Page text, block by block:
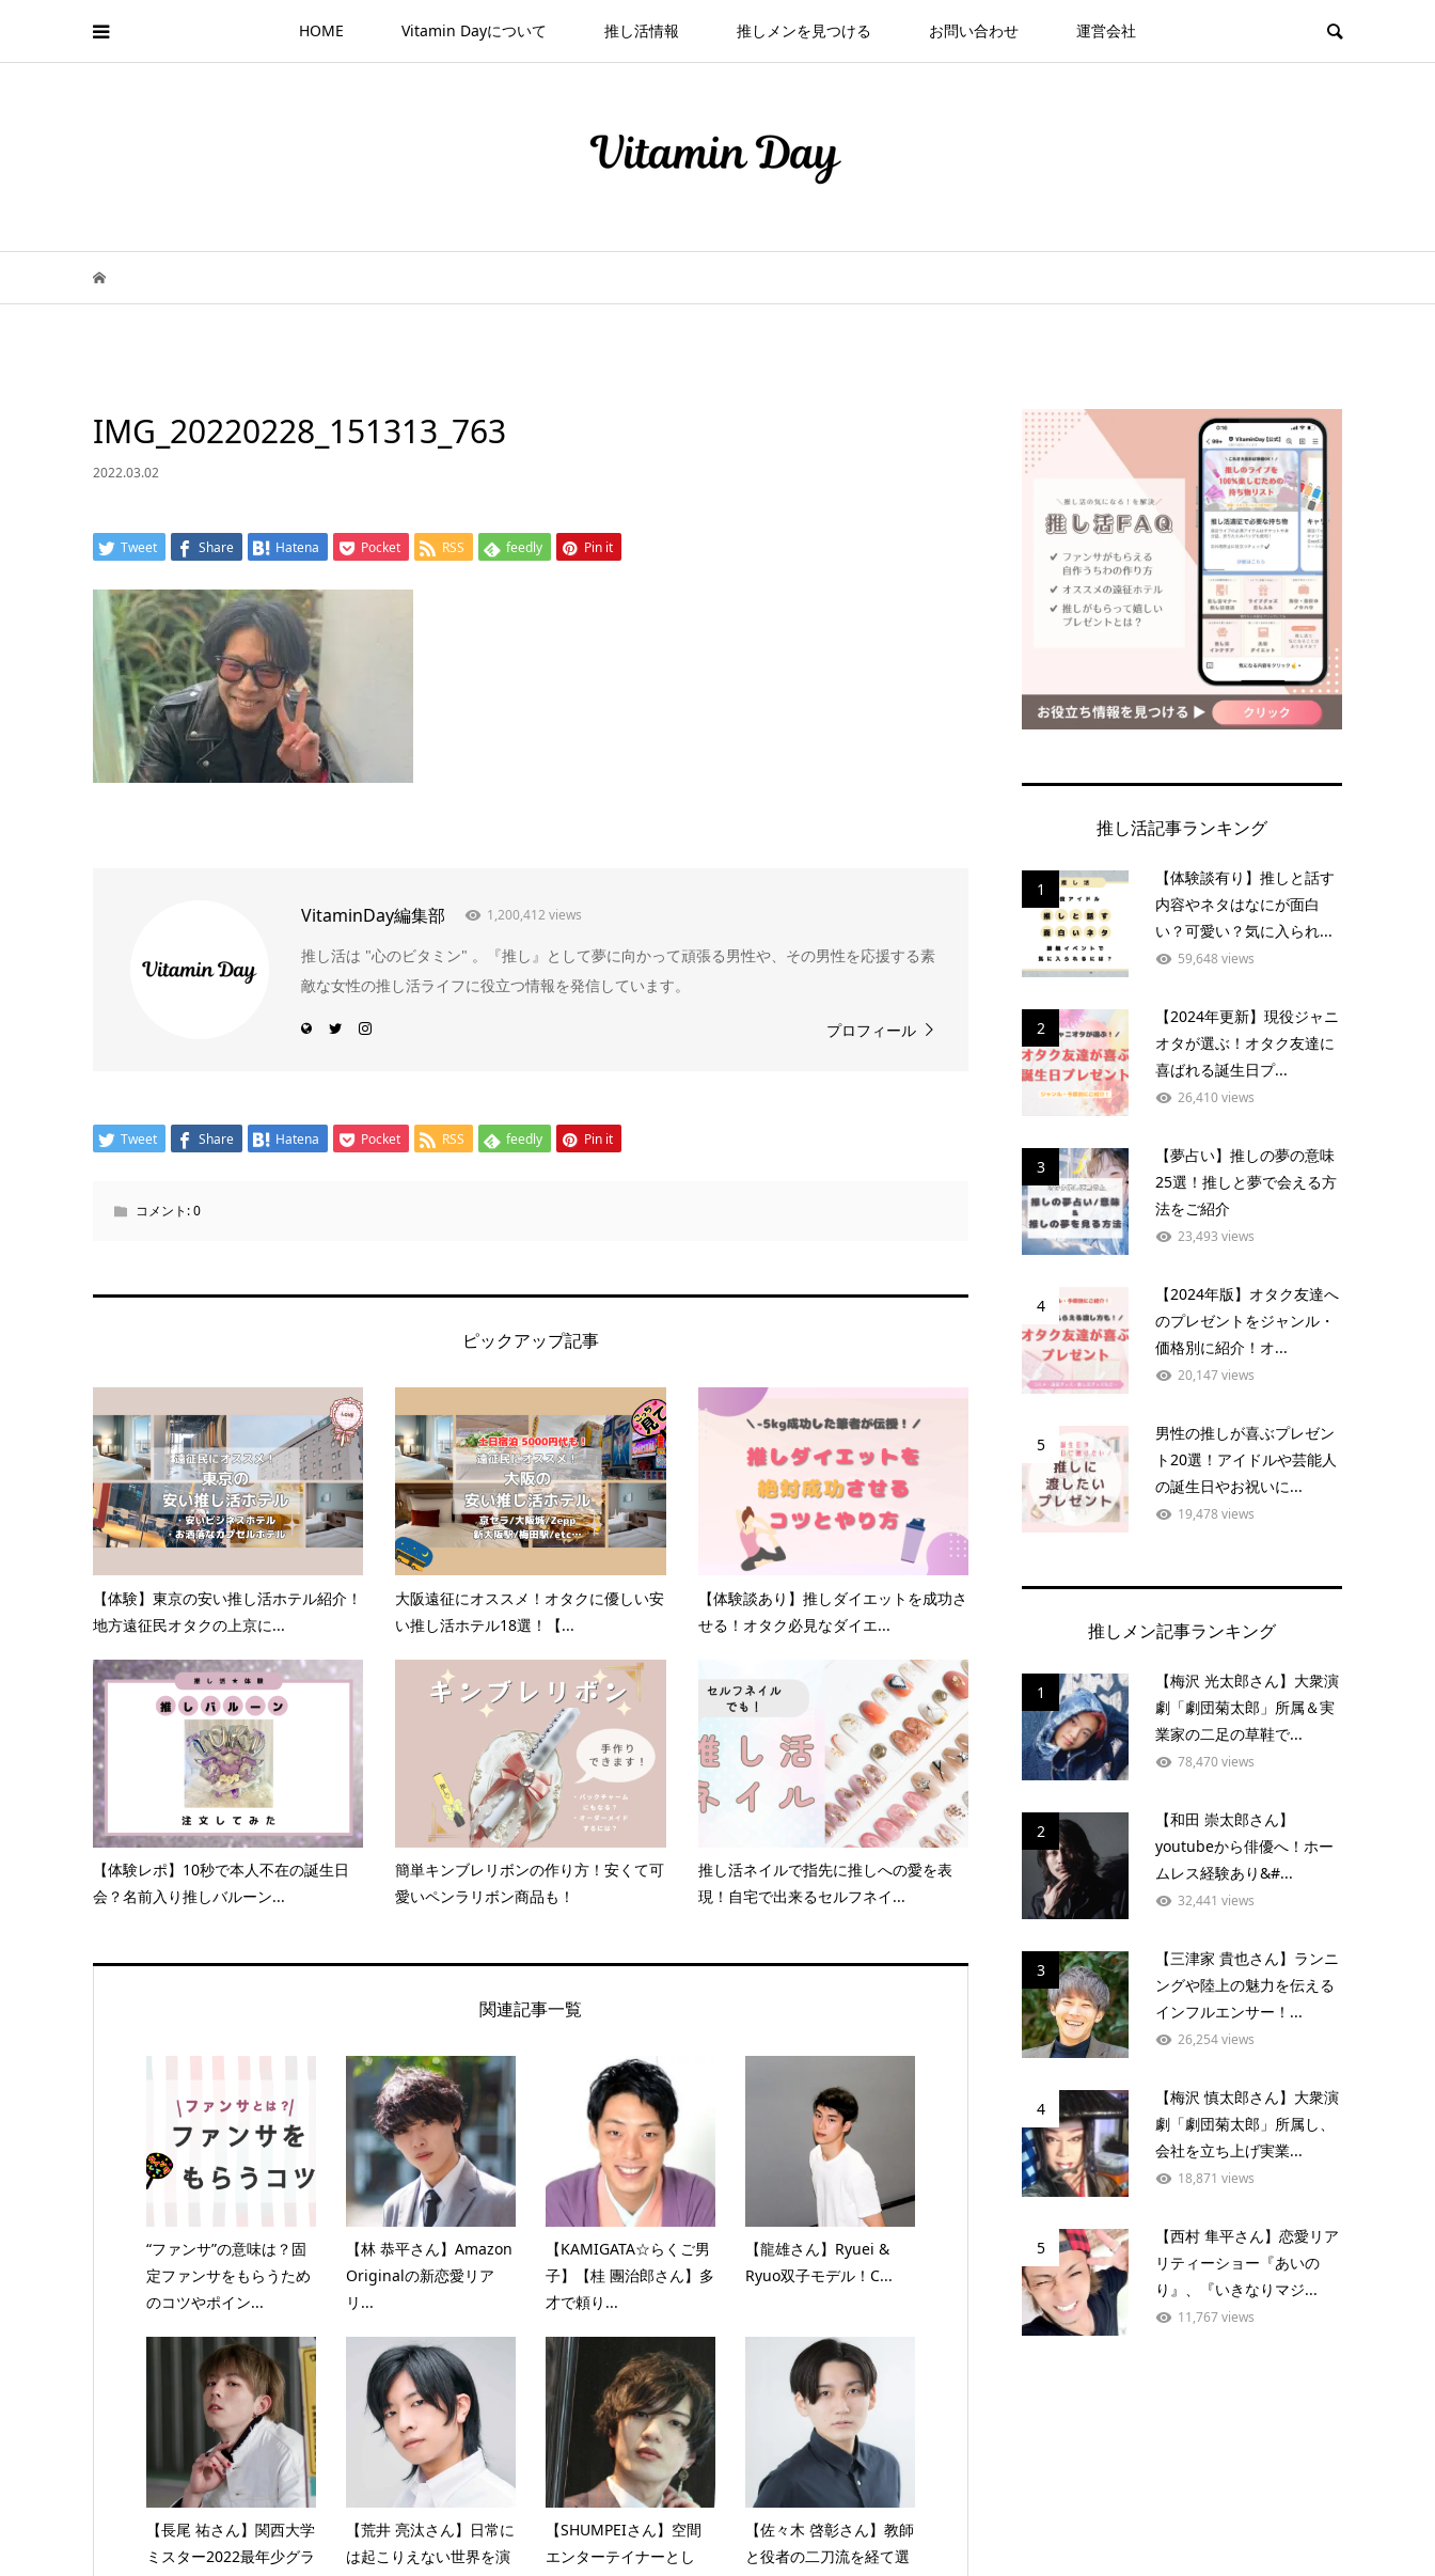
HOME Vitamin Dayについて 推し活情報 推しメンを見つける お問い合わせ 運営会社
IMG_20220228_151313_763
2022.03.02
Tweet Share Hatena Pocket RSS feedly Pin it
VitaminDay編集部 1,200,412 views
推し活は "心のビタミン" 。『推し』として夢に向かって頑張る男性や、その男性を応援する素
敵な女性の推し活ライフに役立つ情報を発信しています。
プロフィール
Tweet Share Hatena Pocket RSS feedly Pin it
コメント:0
ピックアップ記事
【体験】東京の安い推し活ホテル紹介！
地方遠征民オタクの上京に...
大阪遠征にオススメ！オタクに優しい安
い推し活ホテル18選！【...
【体験談あり】推しダイエットを成功さ
せる！オタク必見なダイエ...
【体験レポ】10秒で本人不在の誕生日
会？名前入り推しバルーン...
簡単キンブレリボンの作り方！安くて可
愛いペンラリボン商品も！
推し活ネイルで指先に推しへの愛を表
現！自宅で出来るセルフネイ...
関連記事一覧
“ファンサ”の意味は？固
定ファンサをもらうため
のコツやポイン...
【林 恭平さん】Amazon
Originalの新恋愛リア
リ...
【KAMIGATA☆らくご男
子】【桂 團治郎さん】多
才で頼り...
【龍雄さん】Ryuei &
Ryuo双子モデル！C...
【長尾 祐さん】関西大学
ミスター2022最年少グラ
【荒井 亮汰さん】日常に
は起こりえない世界を演
【SHUMPEIさん】空間
エンターテイナーとし
【佐々木 啓彰さん】教師
と役者の二刀流を経て選
推し活記事ランキング
1
【体験談有り】推しと話す
内容やネタはなにが面白
い？可愛い？気に入られ...
59,648 views
2
【2024年更新】現役ジャニ
オタが選ぶ！オタク友達に
喜ばれる誕生日プ...
26,410 views
3
【夢占い】推しの夢の意味
25選！推しと夢で会える方
法をご紹介
23,493 views
4
【2024年版】オタク友達へ
のプレゼントをジャンル・
価格別に紹介！オ...
20,147 views
5
男性の推しが喜ぶプレゼン
ト20選！アイドルや芸能人
の誕生日やお祝いに...
19,478 views
推しメン記事ランキング
1
【梅沢 光太郎さん】大衆演
劇「劇団菊太郎」所属＆実
業家の二足の草鞋で...
78,470 views
2
【和田 崇太郎さん】
youtubeから俳優へ！ホー
ムレス経験あり&#...
32,441 views
3
【三津家 貴也さん】ランニ
ングや陸上の魅力を伝える
インフルエンサー！...
26,254 views
4
【梅沢 慎太郎さん】大衆演
劇「劇団菊太郎」所属し、
会社を立ち上げ実業...
18,871 views
5
【西村 隼平さん】恋愛リア
リティーショー『あいの
り』、『いきなりマジ...
11,767 views